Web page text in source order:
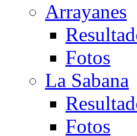
Arrayanes
Fotos
La Sabana
Fotos